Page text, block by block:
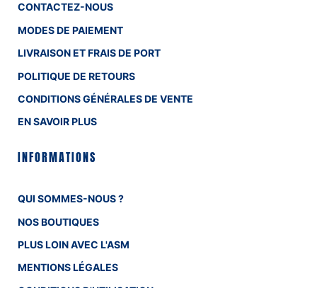
CONTACTEZ-NOUS
MODES DE PAIEMENT
LIVRAISON ET FRAIS DE PORT
POLITIQUE DE RETOURS
CONDITIONS GÉNÉRALES DE VENTE
EN SAVOIR PLUS
INFORMATIONS
QUI SOMMES-NOUS ?
NOS BOUTIQUES
PLUS LOIN AVEC L'ASM
MENTIONS LÉGALES